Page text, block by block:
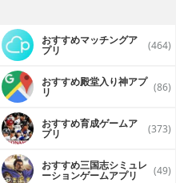
おすすめマッチングア
プリ (464)
おすすめ殿堂入り神アプ
リ (86)
おすすめ育成ゲームア
プリ (373)
おすすめ三国志シミュレ
ーションゲームアプリ (49)